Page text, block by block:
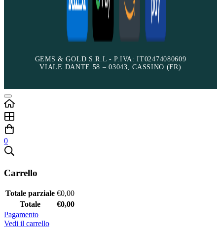
GEMS & GOLD S.R.L - P.IVA: IT02474080609
VIALE DANTE 58 – 03043, CASSINO (FR)
0
Carrello
Totale parziale €0,00
Totale
€0,00
Pagamento
Vedi il carrello